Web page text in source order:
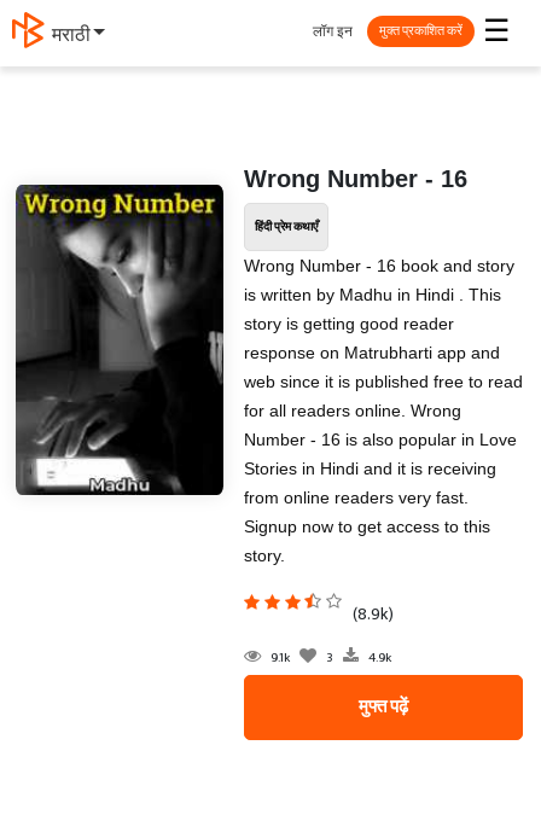
मराठी ☰
लॉग इन मुक्त प्रकाशित करें
Wrong Number - 16
हिंदी प्रेम कथाएँ
Wrong Number - 16 book and story
is written by Madhu in Hindi . This
story is getting good reader
response on Matrubharti app and
web since it is published free to read
for all readers online. Wrong
Number - 16 is also popular in Love
Stories in Hindi and it is receiving
from online readers very fast.
Signup now to get access to this
story.
(8.9k)
9.1k 3 4.9k
मुफ्त पढ़ें